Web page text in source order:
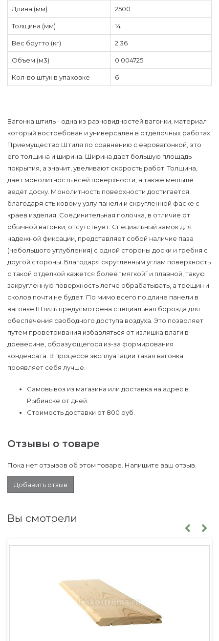
Длина (мм) 2500
Толщина (мм) 14
Вес брутто (кг) 2.36
Объем (м3) 0.004725
Кол-во штук в упаковке 6
Вагонка штиль - одна из разновидностей вагонки, материал
который востребован и универсален в отделочных работах.
Приемущество Штиля по сравнению с евровагонкой, это
его толщина и ширина. Ширина дает большую площадь
покрытия, а значит, увеливают скорость работ. Толщина,
даёт монолитность всей поверхности, а также мешьше
ведёт доску. Монолитность поверхности достигается
благодаря стыковому узлу панели и скругленной фаске с
краев изделия. Соединительная полочка, в отличие от
обычной вагонки, отсутствует. Специальный замок для
надежной фиксации, представляет собой наличие паза
(небольшого углубления) с одной стороны доски и гребня с
другой стороны. Благодаря скругленным углам поверхность
с такой отделкой кажется более “мягкой” и плавной, такую
закругленную поверхность легче обрабатывать, а трещин и
сколов почти не будет. По мимо всего по длине панели в
вагонке Штиль предусмотрена специальная борозда для
обеспечения свободного доступа воздуха. Это позволяет
путем проветривания избавляться от излишка влаги в
древесине, образующегося из-за формирования
конденсата. В процессе эксплуатации такая вагонка
проявляет себя лучше.
Самовывоз из магазина или доставка на адрес в
Рыбинске от дней.
Стоимость доставки от 800 руб.
Отзывы о товаре
Пока нет отзывов об этом товаре. Напишите ваш отзыв.
Добавить отзыв
Вы смотрели